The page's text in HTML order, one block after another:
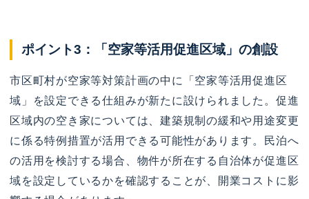
ポイント3：「空家等活用促進区域」の創設
市区町村が空家等対策計画の中に「空家等活用促進区
域」を設定できる仕組みが新たに設けられました。促進
区域内の空き家については、建築規制の緩和や用途変更
に係る特例措置が活用できる可能性があります。民泊へ
の活用を検討する場合、物件が所在する自治体が促進区
域を設定しているかを確認することが、開業コストに影